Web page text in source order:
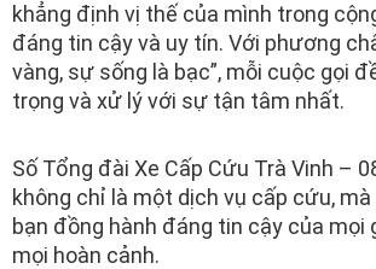
khẳng định vị thế của mình trong
đáng tin cậy và uy tín. Với phương
vàng, sự sống là bạc”, mỗi cuộc gọi
trọng và xử lý với sự tận tâm nhất.
Số Tổng đài Xe Cấp Cứu Trà Vinh –
không chỉ là một dịch vụ cấp cứu,
bạn đồng hành đáng tin cậy của mọi
mọi hoàn cảnh.